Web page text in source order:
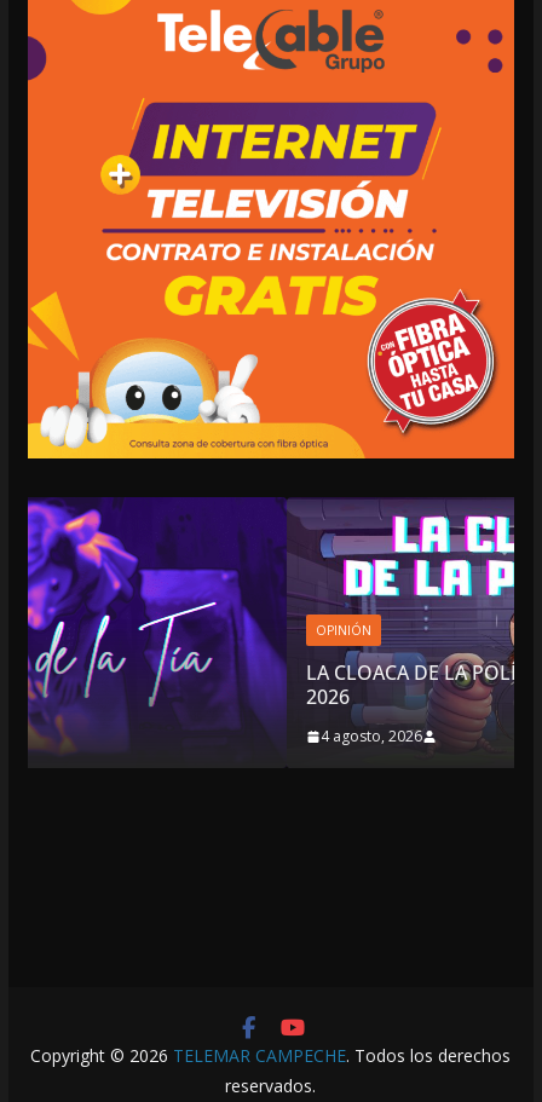
OPINIÓN
LA CLOACA DE LA POLÍTICA | 4 DE AGOSTO DE
2026
4 agosto, 2026
Copyright © 2026 TELEMAR CAMPECHE. Todos los derechos
reservados.